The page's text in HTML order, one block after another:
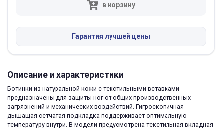
в корзину
Гарантия лучшей цены
Описание и характеристики
Ботинки из натуральной кожи с текстильными вставками
предназначены для защиты ног от общих производственных
загрязнений и механических воздействий. Гигроскопичная
дышащая сетчатая подкладка поддерживает оптимальную
температуру внутри. В модели предусмотрена текстильная вкладная